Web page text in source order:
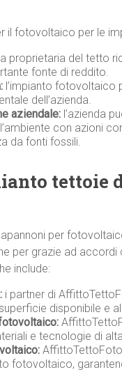
il fotovoltaico per le
proprietaria del tetto
fonte di reddito.
l’impianto fotovoltaico
dell’azienda.
aziendale: l’azienda
con azioni
da fonti fossili.
tettoie
per
per grazie ad accordi
include:
i partner di
disponibile e
e tecnologie di
fotovoltaico,